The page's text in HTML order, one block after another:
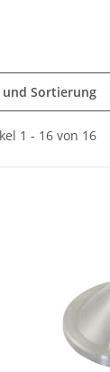
und Sortierung
1 - 16 von 16